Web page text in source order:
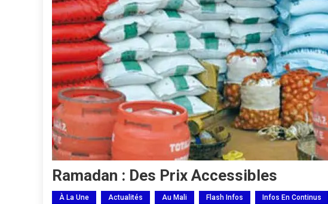
Ramadan : Des Prix Accessibles
À La Une Actualités Au Mali Flash Infos Infos En Continus